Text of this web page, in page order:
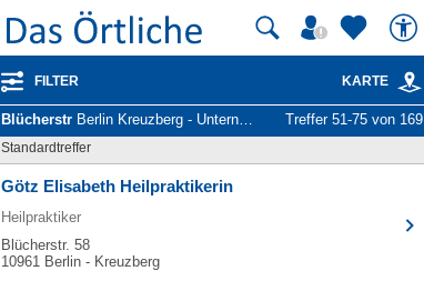
FILTER KARTE
Blücherstr Berlin Kreuzberg - Unternehmen und Personen Treffer 51-75 von 169
Standardtreffer
Götz Elisabeth Heilpraktikerin
Heilpraktiker
Blücherstr. 58
10961 Berlin - Kreuzberg